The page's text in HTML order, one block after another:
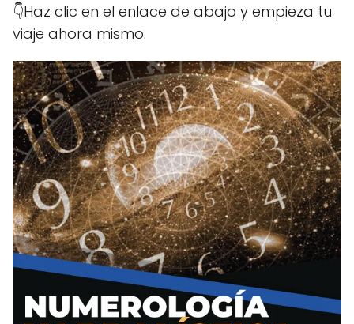
👇Haz clic en el enlace de abajo y empieza tu
viaje ahora mismo.